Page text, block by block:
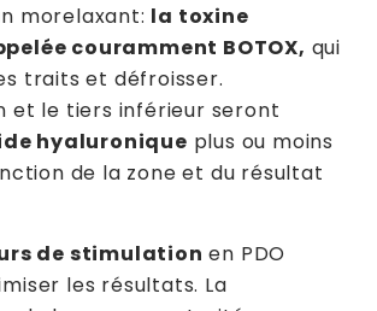
morelaxant: la toxine
couramment BOTOX, qui
traits et défroisser.
et le tiers inférieur seront
hyaluronique plus ou moins
de la zone et du résultat
de stimulation en PDO
les résultats. La